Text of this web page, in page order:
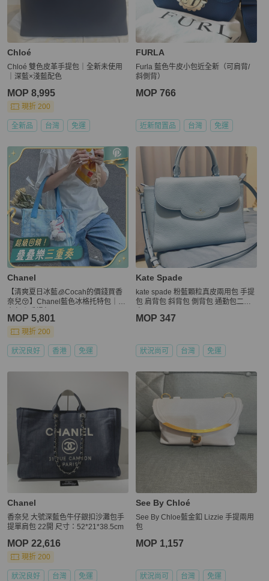
Chloé
Chloé 雙色皮革手提包｜全新未使用
｜深藍×淺藍配色
MOP 8,995
現折 200
全新品 台灣 免運
FURLA
Furla 藍色牛皮小包近全新（可肩背/
斜側背）
MOP 766
近新閒置品 台灣 免運
Chanel
【清爽夏日冰藍🧊Cocah的價錢買香
奈兒😚】Chanel藍色冰格托特包｜帆
MOP 5,801
現折 200
狀況良好 香港 免運
Kate Spade
kate spade 粉藍顆粒真皮兩用包 手提
包 肩背包 斜背包 側背包 通勤包二手
MOP 347
狀況尚可 台灣 免運
Chanel
香奈兒 大號深藍色牛仔銀扣沙灘包手
提單肩包 22開 尺寸：52*21*38.5cm
MOP 22,616
現折 200
狀況良好 台灣 免運
See By Chloé
See By Chloe藍金釦 Lizzie 手提兩用
包
MOP 1,157
狀況尚可 台灣 免運